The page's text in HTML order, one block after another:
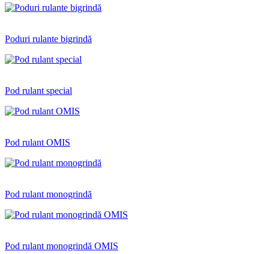
Poduri rulante bigrindă
Pod rulant special
Pod rulant OMIS
Pod rulant monogrindă
Pod rulant monogrindă OMIS